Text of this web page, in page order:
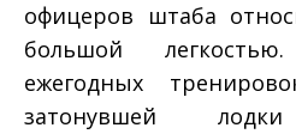
офицеров штаба
большой
ежегодных
затонувшей